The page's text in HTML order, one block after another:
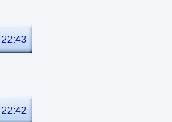
22:43
22:42